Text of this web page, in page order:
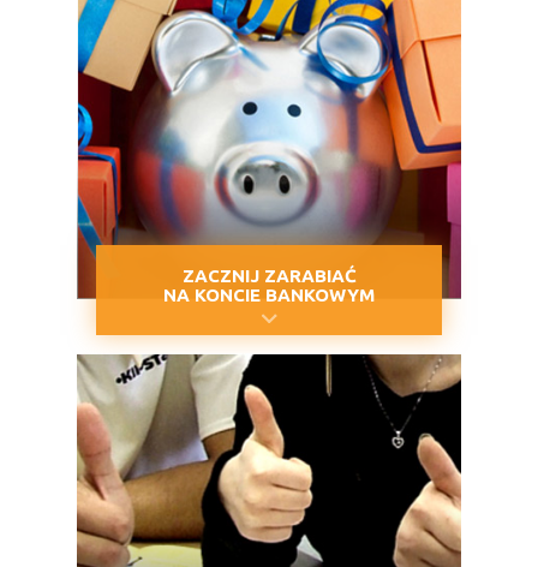
ZACZNIJ ZARABIAĆ
NA KONCIE BANKOWYM